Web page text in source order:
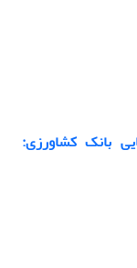
بانک کشاورزی: